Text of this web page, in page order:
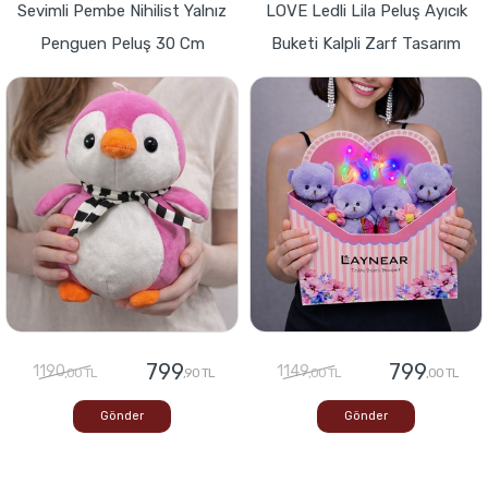
Sevimli Pembe Nihilist Yalnız
Penguen Peluş 30 Cm
1190,00 TL 799,90 TL
Gönder
LOVE Ledli Lila Peluş Ayıcık
Buketi Kalpli Zarf Tasarım
1149,00 TL 799,00 TL
Gönder